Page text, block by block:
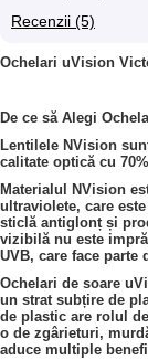
Recenzii (5)
Ochelari uVision
De ce să Alegi
Lentilele NVision
calitate optică cu
Materialul NVision
ultraviolete, care
sticlă antiglonț și
vizibilă nu este
UVB, care face
Ochelari de soare
un strat subțire de
de plastic are rolul
o de zgârieturi,
aduce multiple